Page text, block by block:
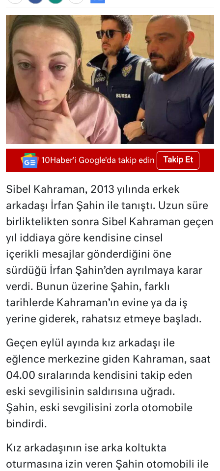
10Haber'i Google'da takip edin Takip Et
Sibel Kahraman, 2013 yılında erkek
arkadaşı İrfan Şahin ile tanıştı. Uzun süre
birliktelikten sonra Sibel Kahraman geçen
yıl iddiaya göre kendisine cinsel
içerikli mesajlar gönderdiğini öne
sürdüğü İrfan Şahin’den ayrılmaya karar
verdi. Bunun üzerine Şahin, farklı
tarihlerde Kahraman’ın evine ya da iş
yerine giderek, rahatsız etmeye başladı.
Geçen eylül ayında kız arkadaşı ile
eğlence merkezine giden Kahraman, saat
04.00 sıralarında kendisini takip eden
eski sevgilisinin saldırısına uğradı.
Şahin, eski sevgilisini zorla otomobile
bindirdi.
Kız arkadaşının ise arka koltukta
oturmasına izin veren Şahin otomobili ile